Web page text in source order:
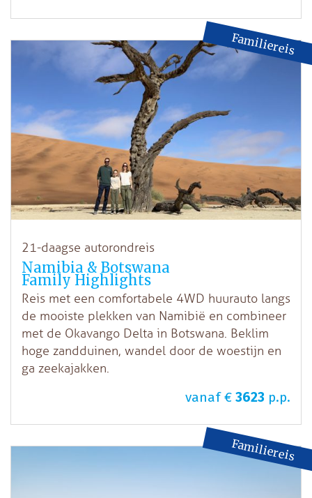
21-daagse autorondreis
Namibia & Botswana
Family Highlights
Reis met een comfortabele 4WD huurauto langs
de mooiste plekken van Namibië en combineer
met de Okavango Delta in Botswana. Beklim
hoge zandduinen, wandel door de woestijn en
ga zeekajakken.
vanaf € 3623 p.p.
Familiereis
Familiereis